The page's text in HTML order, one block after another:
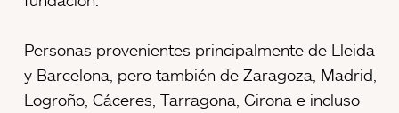
Personas provenientes principalmente de Lleida
y Barcelona, pero también de Zaragoza, Madrid,
Logroño, Cáceres, Tarragona, Girona e incluso